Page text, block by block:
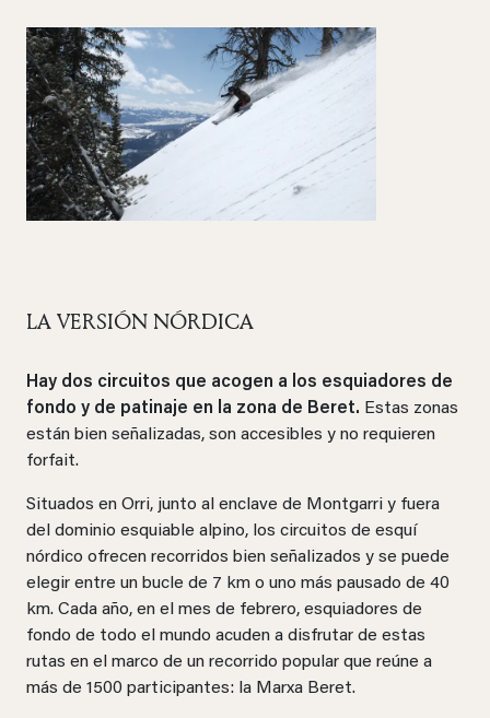
LA VERSIÓN NÓRDICA
Hay dos circuitos que acogen a los esquiadores de
fondo y de patinaje en la zona de Beret. Estas zonas
están bien señalizadas, son accesibles y no requieren
forfait.
Situados en Orri, junto al enclave de Montgarri y fuera
del dominio esquiable alpino, los circuitos de esquí
nórdico ofrecen recorridos bien señalizados y se puede
elegir entre un bucle de 7 km o uno más pausado de 40
km. Cada año, en el mes de febrero, esquiadores de
fondo de todo el mundo acuden a disfrutar de estas
rutas en el marco de un recorrido popular que reúne a
más de 1500 participantes: la Marxa Beret.